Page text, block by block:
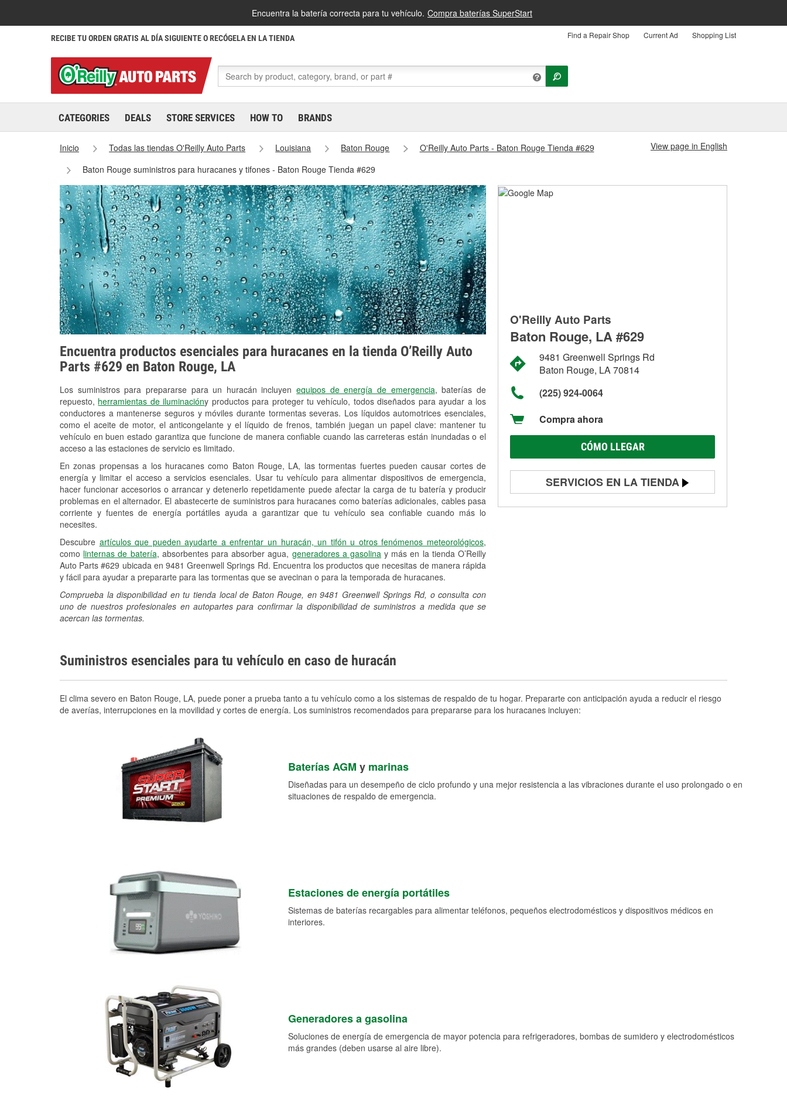
Encuentra la batería correcta para tu vehículo. Compra baterías SuperStart
RECIBE TU ORDEN GRATIS AL DÍA SIGUIENTE O RECÓGELA EN LA TIENDA Find a Repair Shop Current Ad Shopping List
CATEGORIES DEALS STORE SERVICES HOW TO BRANDS
Inicio Todas las tiendas O'Reilly Auto Parts Louisiana Baton Rouge
O'Reilly Auto Parts - Baton Rouge Tienda #629
Baton Rouge suministros para huracanes y tifones - Baton Rouge Tienda #629
View page in English
Encuentra productos esenciales para huracanes en la tienda O’Reilly Auto
Parts #629 en Baton Rouge, LA
Los suministros para prepararse para un huracán incluyenequipos de energía de emergencia, baterías de
repuesto, herramientas de iluminacióny productos para proteger tu vehículo, todos diseñados para ayudar a los
conductores a mantenerse seguros y móviles durante tormentas severas. Los líquidos automotrices esenciales,
como el aceite de motor, el anticongelante y el líquido de frenos, también juegan un papel clave: mantener tu
vehículo en buen estado garantiza que funcione de manera confiable cuando las carreteras están inundadas o el
acceso a las estaciones de servicio es limitado.
En zonas propensas a los huracanes como Baton Rouge, LA, las tormentas fuertes pueden causar cortes de
energía y limitar el acceso a servicios esenciales. Usar tu vehículo para alimentar dispositivos de emergencia,
hacer funcionar accesorios o arrancar y detenerlo repetidamente puede afectar la carga de tu batería y producir
problemas en el alternador. El abastecerte de suministros para huracanes como baterías adicionales, cables pasa
corriente y fuentes de energía portátiles ayuda a garantizar que tu vehículo sea confiable cuando más lo
necesites.
Descubre artículos que pueden ayudarte a enfrentar un huracán, un tifón u otros fenómenos meteorológicos,
como linternas de batería, absorbentes para absorber agua, generadores a gasolinay más en la tienda O’Reilly
Auto Parts #629 ubicada en 9481 Greenwell Springs Rd. Encuentra los productos que necesitas de manera rápida
y fácil para ayudar a prepararte para las tormentas que se avecinan o para la temporada de huracanes.
Comprueba la disponibilidad en tu tienda local de Baton Rouge, en 9481 Greenwell Springs Rd, o consulta con
uno de nuestros profesionales en autopartes para confirmar la disponibilidad de suministros a medida que se
acercan las tormentas.
O'Reilly Auto Parts
Baton Rouge, LA #629
9481 Greenwell Springs Rd
Baton Rouge, LA 70814
(225) 924-0064
Compra ahora
CÓMO LLEGAR
SERVICIOS EN LA TIENDA
Prueba de batería
Conoce más
Suministros esenciales para tu vehículo en caso de huracán
El clima severo en Baton Rouge, LA, puede poner a prueba tanto a tu vehículo como a los sistemas de respaldo de tu hogar. Prepararte con anticipación ayuda a reducir el riesgo
de averías, interrupciones en la movilidad y cortes de energía. Los suministros recomendados para prepararse para los huracanes incluyen:
Baterías AGM y marinas
Diseñadas para un desempeño de ciclo profundo y una mejor resistencia a las vibraciones durante el uso prolongado o en
situaciones de respaldo de emergencia.
Estaciones de energía portátiles
Sistemas de baterías recargables para alimentar teléfonos, pequeños electrodomésticos y dispositivos médicos en
interiores.
Generadores a gasolina
Soluciones de energía de emergencia de mayor potencia para refrigeradores, bombas de sumidero y electrodomésticos
más grandes (deben usarse al aire libre).